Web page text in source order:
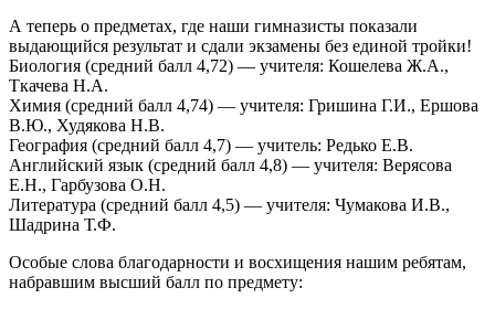
А теперь о предметах, где наши гимназисты показали
выдающийся результат и сдали экзамены без единой тройки!
Биология (средний балл 4,72) — учителя: Кошелева Ж.А.,
Ткачева Н.А.
Химия (средний балл 4,74) — учителя: Гришина Г.И., Ершова
В.Ю., Худякова Н.В.
География (средний балл 4,7) — учитель: Редько Е.В.
Английский язык (средний балл 4,8) — учителя: Верясова
Е.Н., Гарбузова О.Н.
Литература (средний балл 4,5) — учителя: Чумакова И.В.,
Шадрина Т.Ф.
Особые слова благодарности и восхищения нашим ребятам,
набравшим высший балл по предмету: